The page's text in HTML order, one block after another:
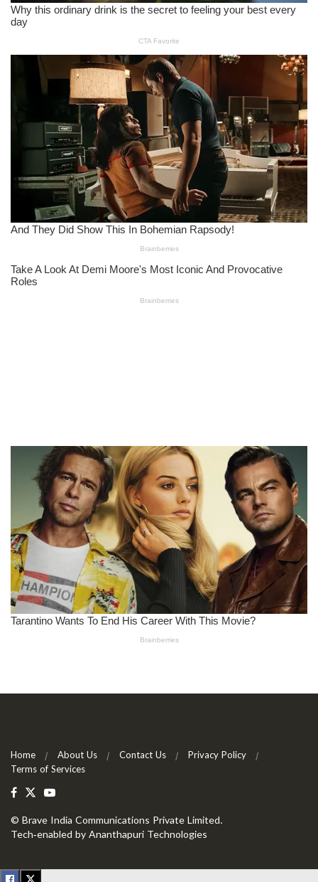
Home About Us Contact Us
Privacy Policy
Terms of Services
© Brave India Communications Private Limited.
Tech-enabled by Ananthapuri Technologies